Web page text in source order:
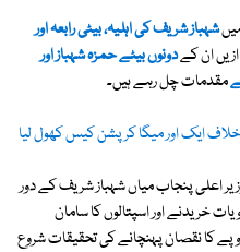
شہباز شریف کی اہلیہ، بیٹی رابعہ اور
ان کےدونوں بیٹے حمزہ شہباز اور
مقدمات چل رہے ہیں۔
ایک اور میگا کرپشن کیس کھول لیا
اعلی پنجاب میاں شہباز شریف کے دور
خریدنے اور اسپتالوں کا سامان
کا نقصان پہنچانے کی تحقیقات شروع